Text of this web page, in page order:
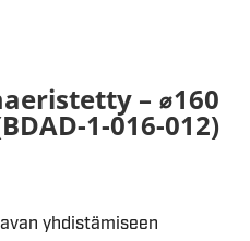
– ⌀160
1-016-012)
yhdistämiseen